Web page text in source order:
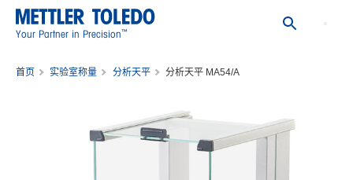
Your Partner in Precision™
首页 实验室称量 分析天平 分析天平 MA54/A